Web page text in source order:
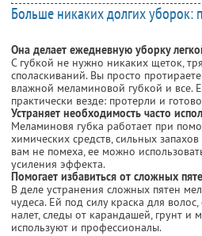
Больше никаких долгих уборок:
Она делает ежедневную уборку
С губкой не нужно никаких щеток,
споласкиваний. Вы просто
влажной меламиновой губкой и все.
практически везде: протерли и
Устраняет необходимость часто
Меламиновя губка работает при
химических средств, сильных
вам не помеха, ее можно
усиления эффекта.
Помогает избавиться от сложных
В деле устранения сложных пятен
чудеса. Ей под силу краска для
налет, следы от карандашей, грунт и
используют и профессионалы.